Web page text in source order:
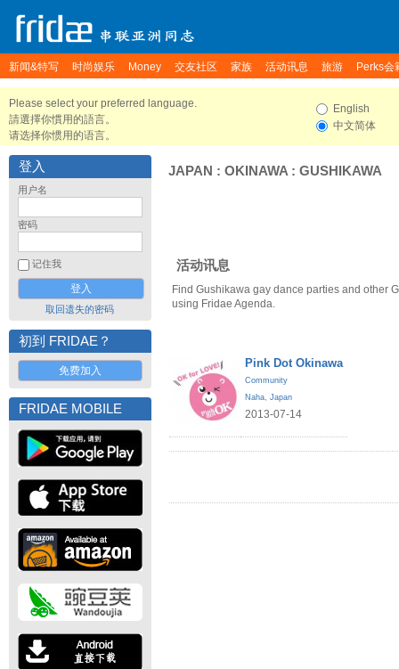
新闻&特写 时尚娱乐 Money 交友社区 家族 活动讯息 旅游 Perks会
Please select your preferred language.
請選擇你慣用的語言。
请选择你惯用的语言。
English
中文简体
登入
用户名
密码
记住我
取回遗失的密码
初到 FRIDAE？
免费加入
FRIDAE MOBILE
JAPAN : OKINAWA : GUSHIKAWA
活动讯息
Find Gushikawa gay dance parties and other
using Fridae Agenda.
Pink Dot Okinawa
Community
Naha, Japan
2013-07-14